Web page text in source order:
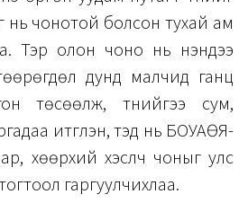
нь чонотой болсон тухай ам
Тэр олон чоно нь үнэндээ
дунд малчид ганц
төсөөлж, түүнийгээ сум,
итгүүлэн, тэд нь БОУАӨЯ-
хөөрхий хэсүүлч чоныг улс
гаргуулчихлаа.